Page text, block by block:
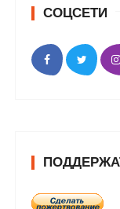
СОЦСЕТИ